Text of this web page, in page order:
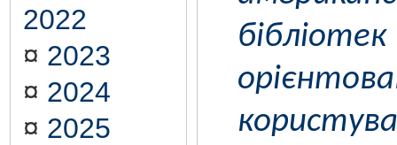
2022
¤ 2023
¤ 2024
¤ 2025